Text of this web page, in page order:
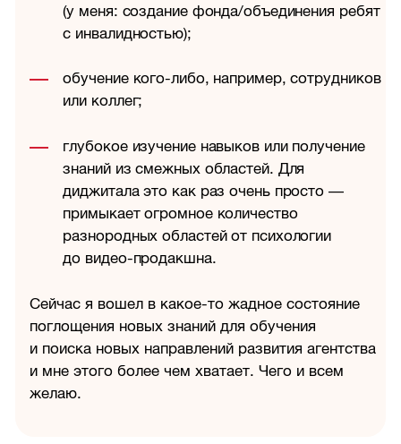
(у меня: создание фонда/объединения ребят
с инвалидностью);
обучение кого-либо, например, сотрудников
или коллег;
глубокое изучение навыков или получение
знаний из смежных областей. Для
диджитала это как раз очень просто —
примыкает огромное количество
разнородных областей от психологии
до видео-продакшна.
Сейчас я вошел в какое-то жадное состояние
поглощения новых знаний для обучения
и поиска новых направлений развития агентства
и мне этого более чем хватает. Чего и всем
желаю.